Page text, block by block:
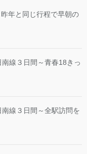
年と同じ行程で早朝の
線３日間～青春18きっ
線３日間～全駅訪問を